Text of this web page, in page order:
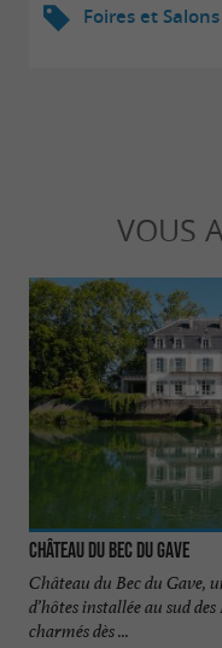
Foires et Salons
VOUS
Château du Bec du Gave
Château du Bec du Gave,
d’hôtes installée au sud
charmés dès ...